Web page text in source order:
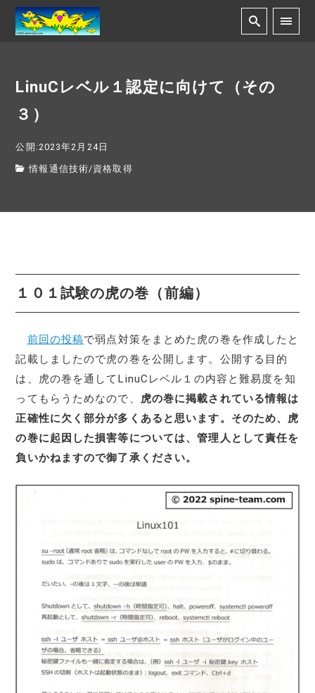
LinuCレベル１認定に向けて（その
３）
公開:2023年2月24日
情報通信技術/資格取得
１０１試験の虎の巻（前編）
前回の投稿で弱点対策をまとめた虎の巻を作成したと
記載しましたので虎の巻を公開します。公開する目的
は、虎の巻を通してLinuCレベル１の内容と難易度を知
ってもらうためなので、 虎の巻に掲載されている情報は
正確性に欠く部分が多くあると思います。そのため、虎
の巻に起因した損害等については、管理人として責任を
負いかねますので御了承ください。